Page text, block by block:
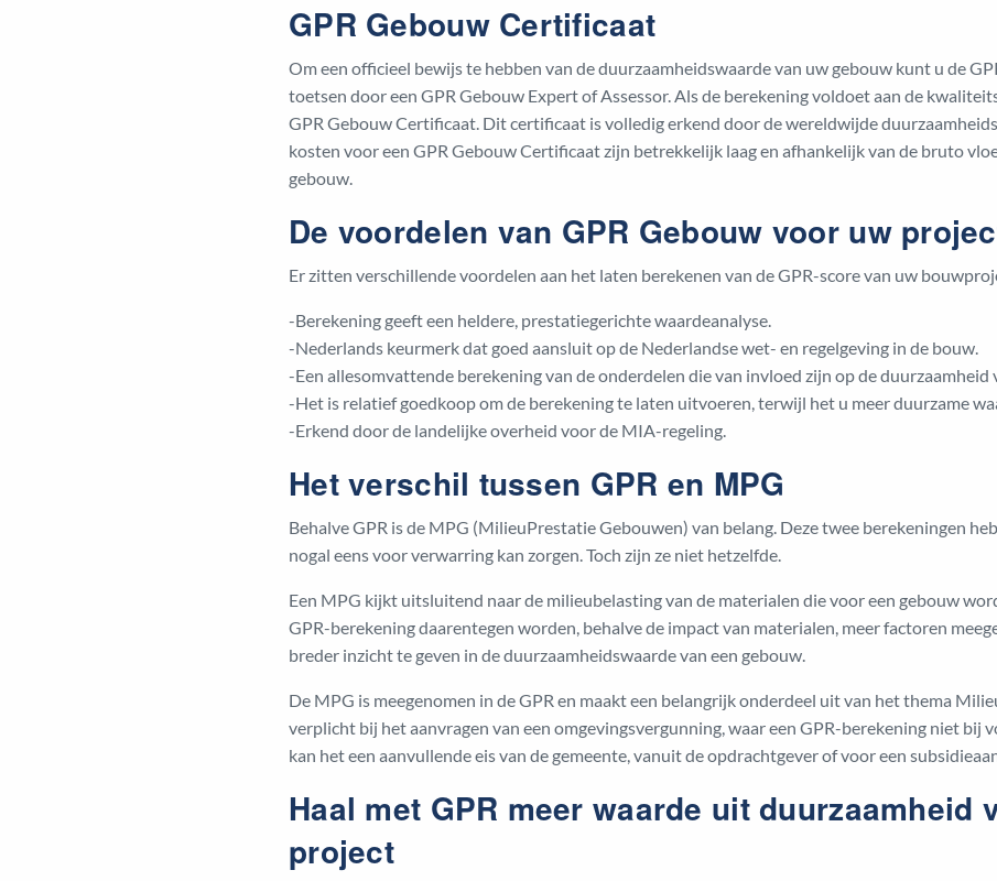
GPR Gebouw Certificaat
Om een officieel bewijs te hebben van de duurzaamheidswaarde van uw gebouw kunt u de
toetsen door een GPR Gebouw Expert of Assessor. Als de berekening voldoet aan de
GPR Gebouw Certificaat. Dit certificaat is volledig erkend door de wereldwijde
kosten voor een GPR Gebouw Certificaat zijn betrekkelijk laag en afhankelijk van de bruto
gebouw.
De voordelen van GPR Gebouw voor uw
Er zitten verschillende voordelen aan het laten berekenen van de GPR-score van uw
-Berekening geeft een heldere, prestatiegerichte waardeanalyse.
-Nederlands keurmerk dat goed aansluit op de Nederlandse wet- en regelgeving in de bouw.
-Een allesomvattende berekening van de onderdelen die van invloed zijn op de duurzaamheid
-Het is relatief goedkoop om de berekening te laten uitvoeren, terwijl het u meer duurzame
-Erkend door de landelijke overheid voor de MIA-regeling.
Het verschil tussen GPR en MPG
Behalve GPR is de MPG (MilieuPrestatie Gebouwen) van belang. Deze twee berekeningen
nogal eens voor verwarring kan zorgen. Toch zijn ze niet hetzelfde.
Een MPG kijkt uitsluitend naar de milieubelasting van de materialen die voor een gebouw
GPR-berekening daarentegen worden, behalve de impact van materialen, meer factoren
breder inzicht te geven in de duurzaamheidswaarde van een gebouw.
De MPG is meegenomen in de GPR en maakt een belangrijk onderdeel uit van het thema
verplicht bij het aanvragen van een omgevingsvergunning, waar een GPR-berekening niet bij
kan het een aanvullende eis van de gemeente, vanuit de opdrachtgever of voor een
Haal met GPR meer waarde uit duurzaamheid
project